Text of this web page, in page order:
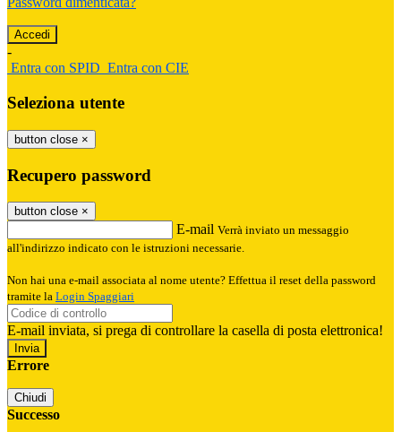
-
Entra con SPID Entra con CIE
Seleziona utente
button close ×
Recupero password
button close ×
E-mail Verrà inviato un messaggio
all'indirizzo indicato con le istruzioni necessarie.
Non hai una e-mail associata al nome utente? Effettua il reset della password
tramite la Login Spaggiari
E-mail inviata, si prega di controllare la casella di posta elettronica!
Errore
Chiudi
Successo